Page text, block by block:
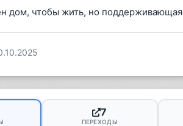
дом, чтобы жить, но поддерживающая
7
ПЕРЕХОДЫ